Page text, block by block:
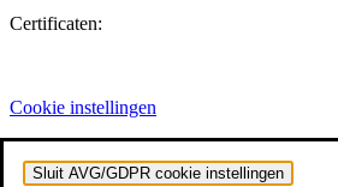
Certificaten:
Cookie instellingen
Sluit AVG/GDPR cookie instellingen